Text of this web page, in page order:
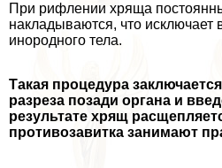
При рифлении хряща
накладываются, что исключает
инородного тела.
Такая процедypa
разреза позади органа и
результате хрящ
противозавитка занимают